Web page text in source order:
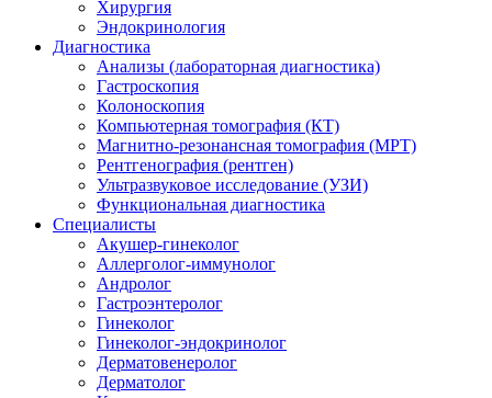
Хирургия
Эндокринология
Диагностика
Анализы (лабораторная диагностика)
Гастроскопия
Колоноскопия
Компьютерная томография (КТ)
Магнитно-резонансная томография (МРТ)
Рентгенография (рентген)
Ультразвуковое исследование (УЗИ)
Функциональная диагностика
Специалисты
Акушер-гинеколог
Аллерголог-иммунолог
Андролог
Гастроэнтеролог
Гинеколог
Гинеколог-эндокринолог
Дерматовенеролог
Дерматолог